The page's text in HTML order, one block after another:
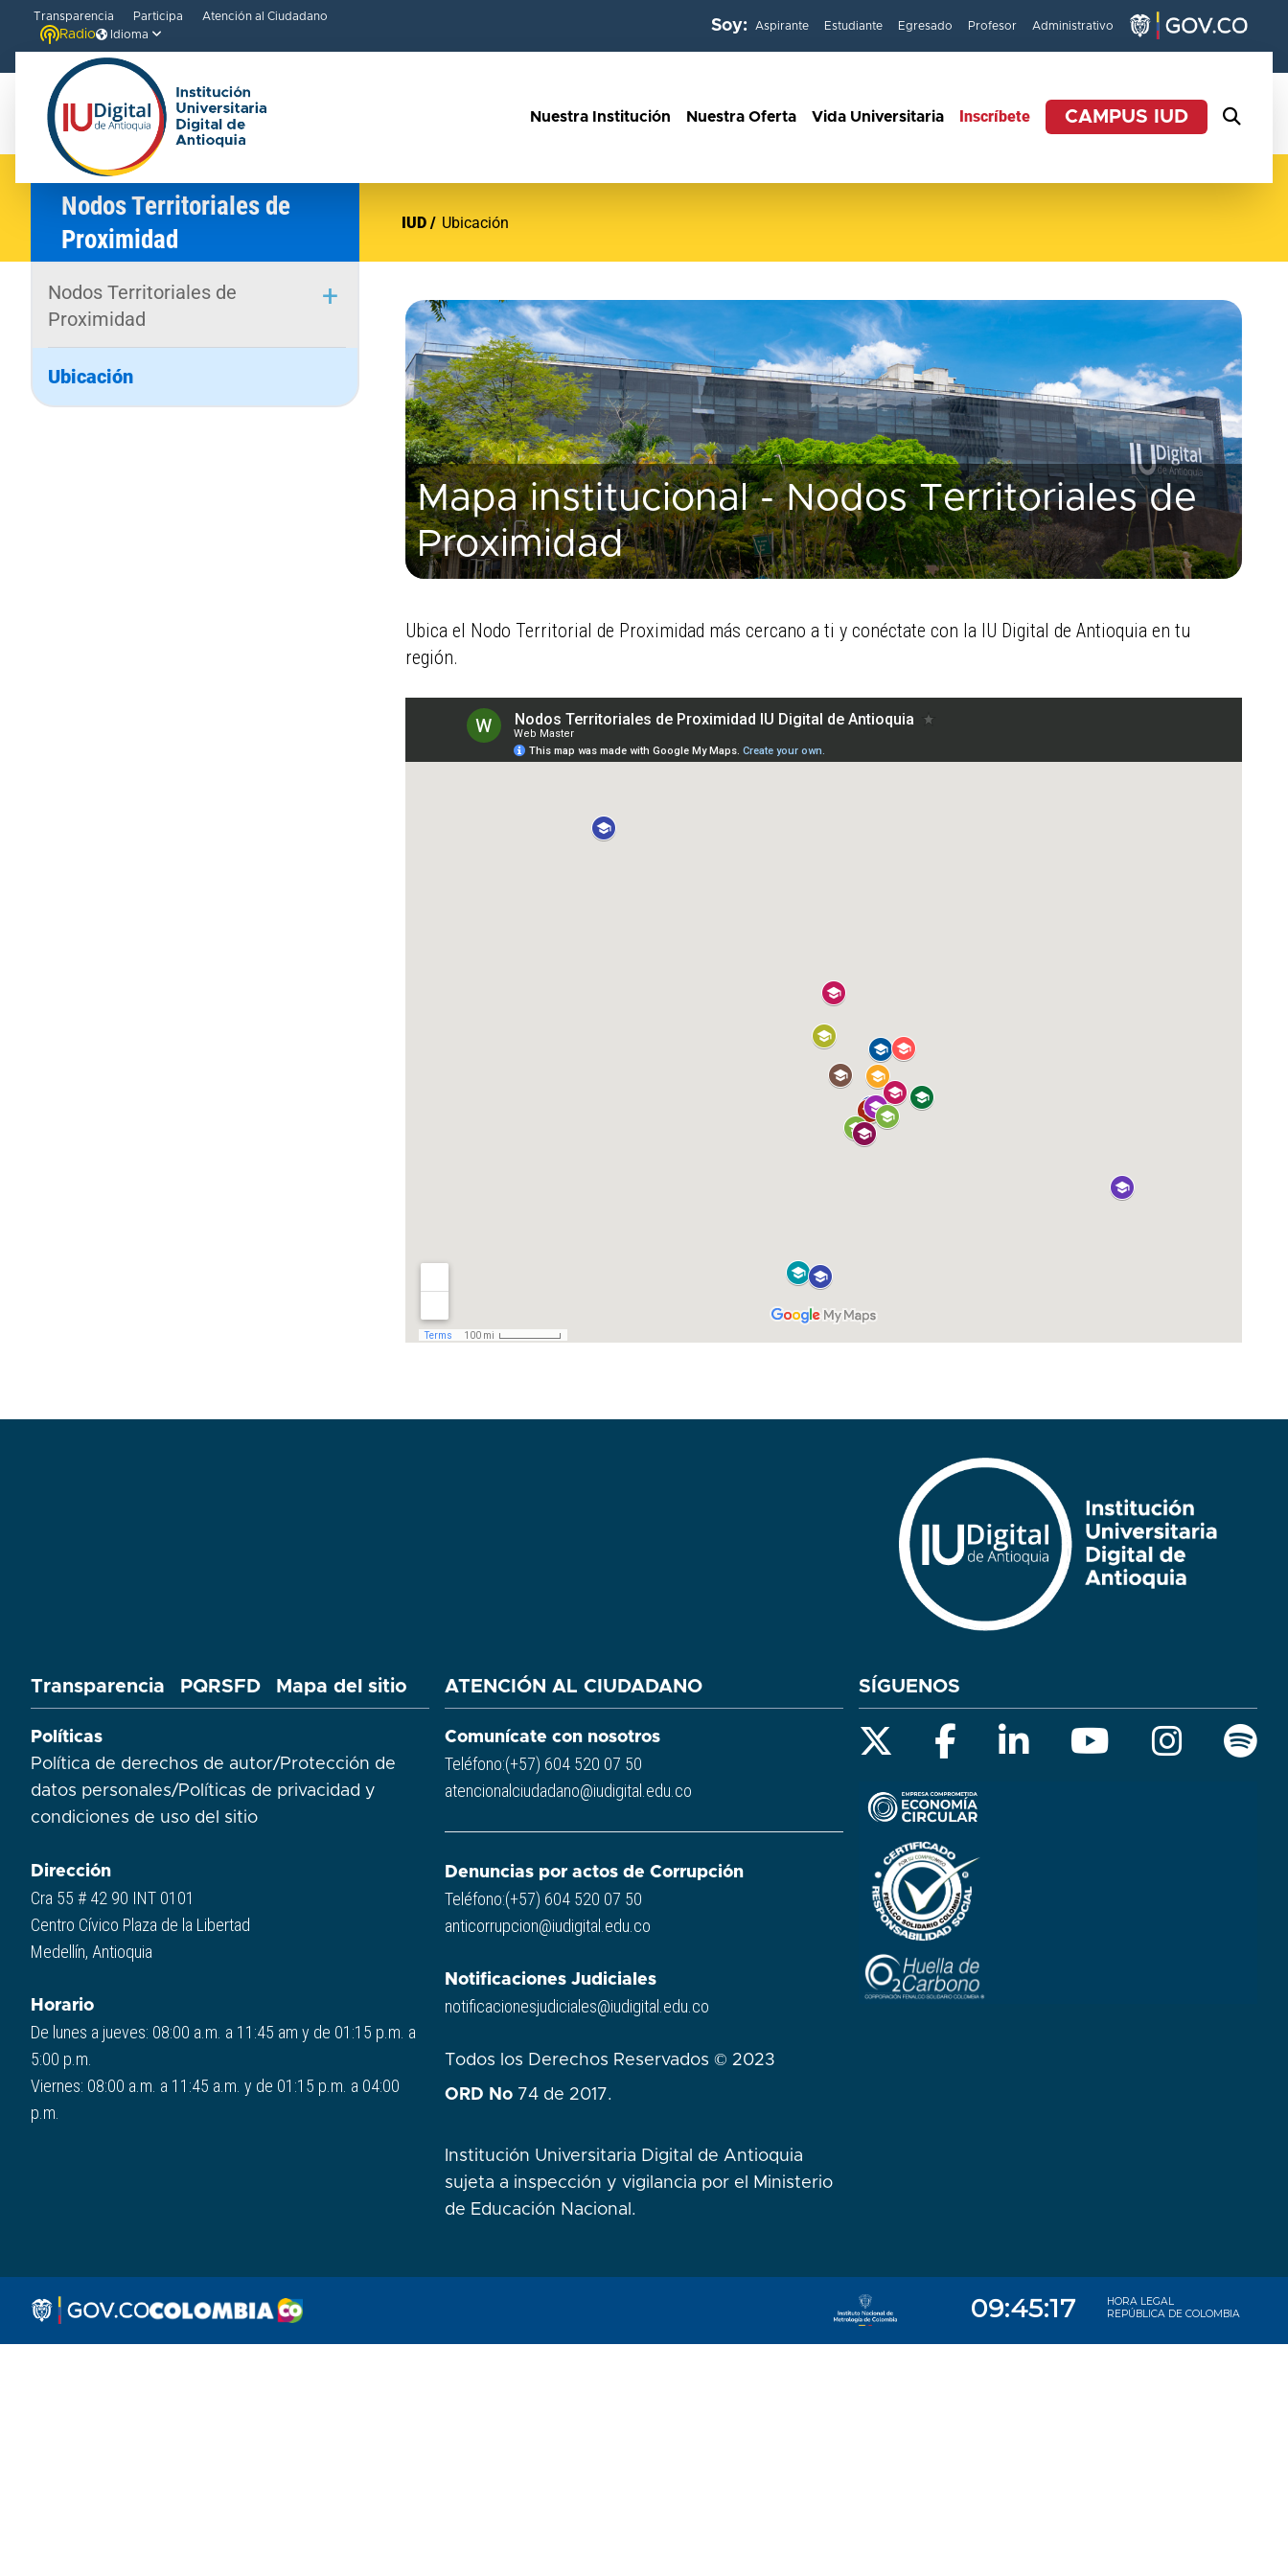
Transparencia Participa Atención al Ciudadano
Radio Idioma Soy: Aspirante Estudiante Egresado Profesor Administrativo
Nuestra Institución Nuestra Oferta Vida Universitaria Inscríbete CAMPUS IUD
Nodos Territoriales de
Proximidad
IUD Ubicación
Nodos Territoriales de
Proximidad
Ubicación
Mapa institucional - Nodos Territoriales de
Proximidad
Ubica el Nodo Territorial de Proximidad más cercano a ti y conéctate con la IU Digital de Antioquia en tu
región.
Transparencia PQRSFD Mapa del sitio
Políticas
Política de derechos de autor/Protección de
datos personales/Políticas de privacidad y
condiciones de uso del sitio​
Dirección
Cra 55 # 42 90 INT 0101
Centro Cívico Plaza de la Libertad
Medellín, Antioquia
Horario
De lunes a jueves: 08:00 a.m. a 11:45 am y de 01:15 p.m. a
5:00 p.m.
Viernes: 08:00 a.m. a 11:45 a.m. y de 01:15 p.m. a 04:00
p.m.
ATENCIÓN AL CIUDADANO
Comunícate con nosotros
Teléfono:(+57) 604 520 07 50
atencionalciudadano@iudigital.edu.co
Denuncias por actos de Corrupción
Teléfono:(+57) 604 520 07 50
anticorrupcion@iudigital.edu.co
Notificaciones Judiciales
notificacionesjudiciales@iudigital.edu.co
Todos los Derechos Reservados © 2023
ORD No 74 de 2017.
Institución Universitaria Digital de Antioquia
sujeta a inspección y vigilancia por el Ministerio
de Educación Nacional.
SÍGUENOS